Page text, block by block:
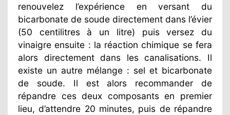
renouvelez l’expérience en versant du
bicarbonate de soude directement dans l’évier
(50 centilitres à un litre) puis versez du
vinaigre ensuite : la réaction chimique se fera
alors directement dans les canalisations. Il
existe un autre mélange : sel et bicarbonate
de soude. Il est alors recommander de
répandre ces deux composants en premier
lieu, d’attendre 20 minutes, puis de répandre